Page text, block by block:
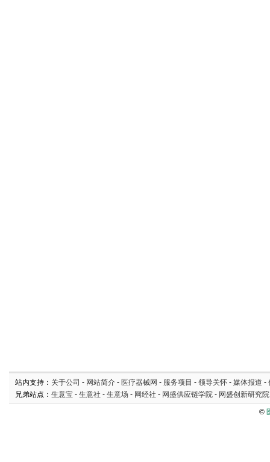
站内支持： 关于公司 - 网站简介 - 医疗器械网 - 服务项目 - 领导关怀 - 媒体报道 -
兄弟站点： 生意宝 - 生意社 - 生意场 - 网经社 - 网盛供应链学院 - 网盛创新研究院
©